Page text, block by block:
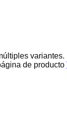
de producto